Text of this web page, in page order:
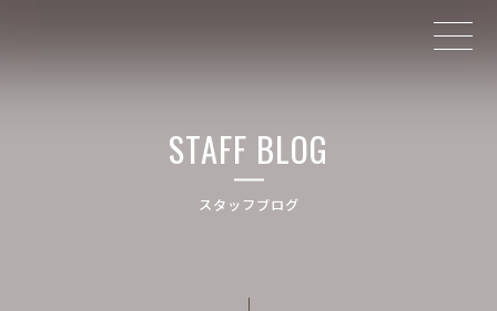
STAFF BLOG
スタッフブログ